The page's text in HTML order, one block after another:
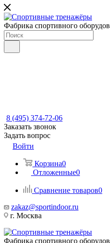
Фабрика спортивного
8 (495) 374-72-06
Заказать звонок
Задать вопрос
Войти
Корзина0
Отложенные0
Сравнение товаров0
zakaz@sportindoor.ru
г. Москва
Фабрика спортивного